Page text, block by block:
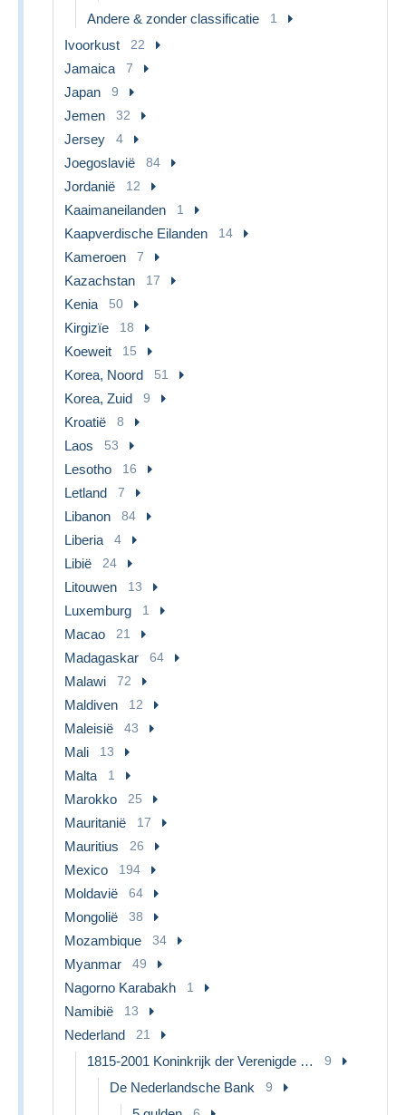
Andere & zonder classificatie 1
Ivoorkust 22
Jamaica 7
Japan 9
Jemen 32
Jersey 4
Joegoslavië 84
Jordanië 12
Kaaimaneilanden 1
Kaapverdische Eilanden 14
Kameroen 7
Kazachstan 17
Kenia 50
Kirgizïe 18
Koeweit 15
Korea, Noord 51
Korea, Zuid 9
Kroatië 8
Laos 53
Lesotho 16
Letland 7
Libanon 84
Liberia 4
Libië 24
Litouwen 13
Luxemburg 1
Macao 21
Madagaskar 64
Malawi 72
Maldiven 12
Maleisië 43
Mali 13
Malta 1
Marokko 25
Mauritanië 17
Mauritius 26
Mexico 194
Moldavië 64
Mongolië 38
Mozambique 34
Myanmar 49
Nagorno Karabakh 1
Namibië 13
Nederland 21
1815-2001 Koninkrijk der Verenigde Nederlanden 9
De Nederlandsche Bank 9